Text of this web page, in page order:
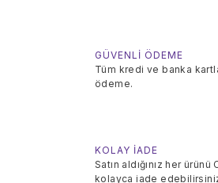
GÜVENLİ ÖDEME
Tüm kredi ve banka
ödeme.
KOLAY İADE
Satın aldığınız her
kolayca iade